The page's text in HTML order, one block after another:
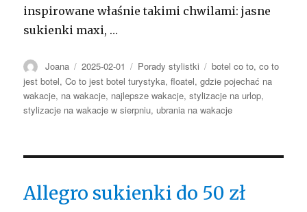
inspirowane właśnie takimi chwilami: jasne
sukienki maxi, …
Autor
Joana Opublikowano
2025-02-01 Kategorie
Porady stylistki Tagi
botel co to,co to
jest botel,Co to jest botel turystyka,floatel,gdzie pojechać na
wakacje, na wakacje, najlepsze wakacje,stylizacje na urlop,
stylizacje na wakacje w sierpniu, ubrania na wakacje
Allegro sukienki do 50 zł